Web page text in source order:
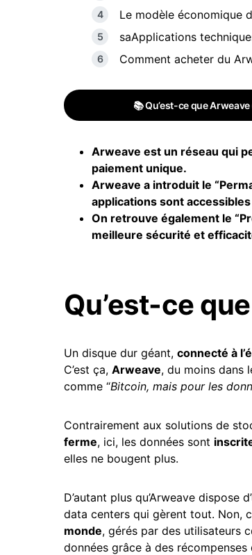
Le modèle économique
saApplications
Comment acheter du
📚 Qu’est-ce que Arweave
Arweave est un réseau qui
paiement unique.
Arweave a introduit le
applications sont
On retrouve également le
meilleure sécurité et
Qu’est-ce
Un disque dur géant, connecté à
C’est ça, Arweave, du moins dans
comme “Bitcoin, mais pour les
Contrairement aux solutions de
ferme, ici, les données sont
elles ne bougent plus.
D’autant plus qu’Arweave dispose
data centers qui gèrent tout. Non,
monde, gérés par des utilisateurs
données grâce à des récompenses